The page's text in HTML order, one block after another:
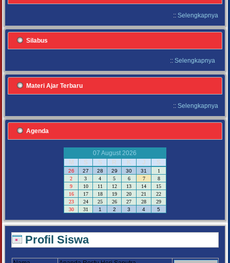
:: Selengkapnya
Silabus
:: Selengkapnya
Materi Ajar Terbaru
:: Selengkapnya
Agenda
07 August 2026
M
S S R K J S
26 27 28 29 30 31
1
2
3 4 5 6 7
8
9
10 11 12 13 14
15
16
17 18 19 20 21
22
23
24 25 26 27 28
29
30
31 1 2 3 4 5
Profil Siswa